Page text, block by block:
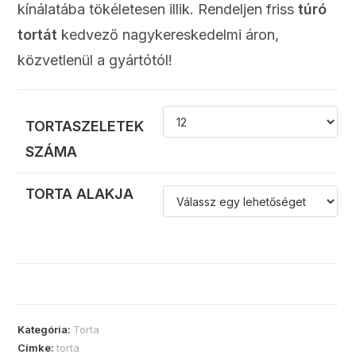
kínálatába tökéletesen illik. Rendeljen frisstúró
tortát kedvező nagykereskedelmi áron,
közvetlenül a gyártótól!
TORTASZELETEK
SZÁMA
TORTA ALAKJA
Kategória: Torta
Címke:torta